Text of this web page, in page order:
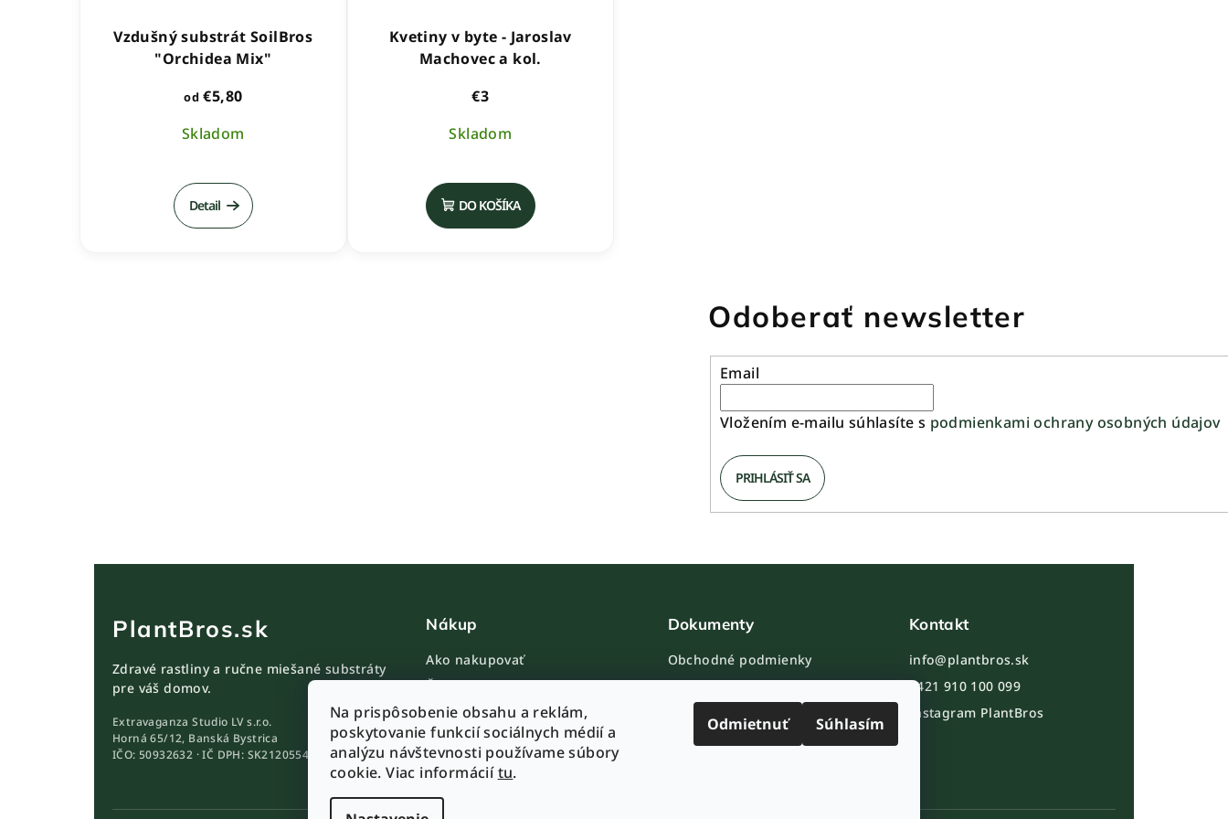
Na prispôsobenie obsahu a reklám,
poskytovanie funkcií sociálnych médií a
analýzu návštevnosti používame súbory
cookie. Viac informáciítu.
Odmietnuť Súhlasím
Vzdušný substrát SoilBros
"Orchidea Mix"
od€5,80
Skladom
Detail
Kvetiny v byte - Jaroslav
Machovec a kol.
€3
Skladom
DO KOŠÍKA
Odoberať newsletter
Email
Vložením e-mailu súhlasíte s podmienkami ochrany osobných údajov
PRIHLÁSIŤ SA
PlantBros.sk
Zdravé rastliny a ručne miešané substráty
pre váš domov.
Extravaganza Studio LV s.r.o.
Horná 65/12, Banská Bystrica
IČO: 50932632 · IČ DPH: SK2120554689
Nákup
Ako nakupovať
Časté otázky
Kontakty
Hodnotenia zákazníkov
Ako balíme rastliny
Dokumenty
Obchodné podmienky
Ochrana osobných údajov
Nastavenie cookies
Kontakt
info@plantbros.sk
+421 910 100 099
Instagram PlantBros